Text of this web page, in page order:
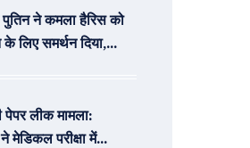
पुतिन ने कमला हैरिस को
के लिए समर्थन दिया,
पेपर लीक मामला:
मेडिकल परीक्षा में